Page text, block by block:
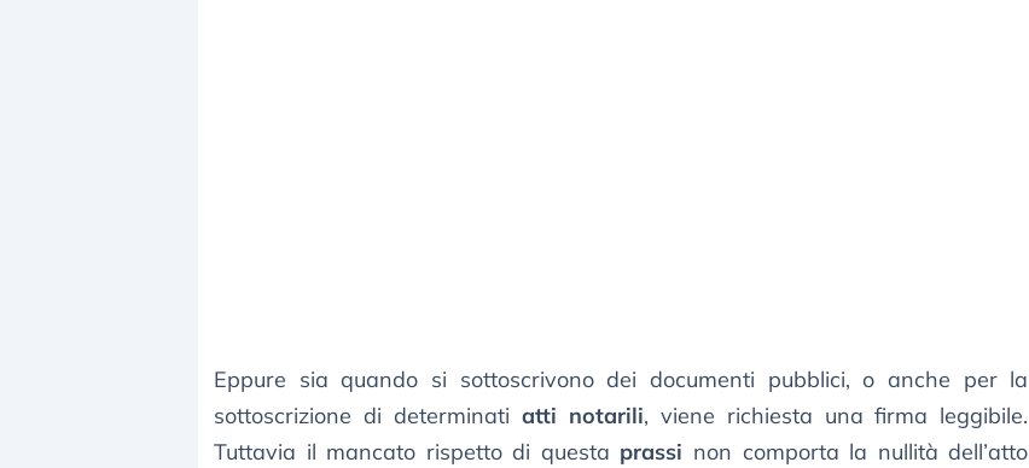
Eppure sia quando si sottoscrivono dei documenti pubblici, o anche per la
sottoscrizione di determinati atti notarili, viene richiesta una firma leggibile.
Tuttavia il mancato rispetto di questa prassi non comporta la nullità dell’atto